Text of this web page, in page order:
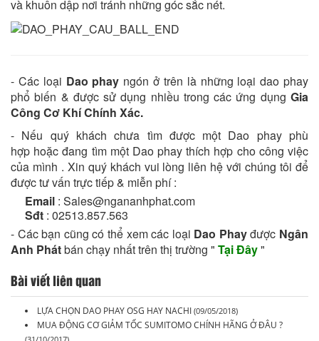
và khuôn dập nơi tránh những góc sắc nét.
- Các loại Dao phay ngón ở trên là những loại dao phay
phổ biến & được sử dụng nhiều trong các ứng dụng Gia
Công Cơ Khí Chính Xác.
- Nếu quý khách chưa tìm được một Dao phay phù
hợp hoặc đang tìm một Dao phay thích hợp cho công việc
của mình . Xin quý khách vui lòng liên hệ với chúng tôi để
được tư vấn trực tiếp & miễn phí :
Email : Sales@ngananhphat.com
Sđt : 02513.857.563
- Các bạn cũng có thể xem các loại Dao Phayđược Ngân
Anh Phátbán chạy nhất trên thị trường " Tại Đây"
Bài viết liên quan
LỰA CHỌN DAO PHAY OSG HAY NACHI (09/05/2018)
MUA ĐỘNG CƠ GIẢM TỐC SUMITOMO CHÍNH HÃNG Ở ĐÂU ?